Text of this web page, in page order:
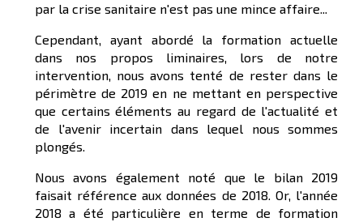
par la crise sanitaire n'est pas une mince affaire...
Cependant, ayant abordé la formation actuelle
dans nos propos liminaires, lors de notre
intervention, nous avons tenté de rester dans le
périmètre de 2019 en ne mettant en perspective
que certains éléments au regard de l'actualité et
de l'avenir incertain dans lequel nous sommes
plongés.
Nous avons également noté que le bilan 2019
faisait référence aux données de 2018. Or, l'année
2018 a été particulière en terme de formation